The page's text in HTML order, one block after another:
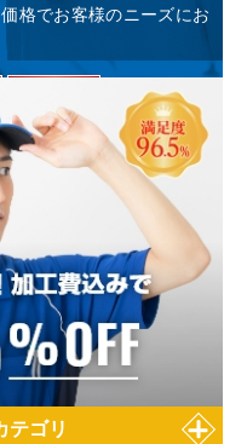
格でお客様のニーズにお
テゴリ